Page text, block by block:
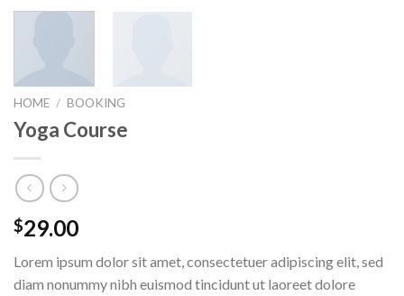
HOME / BOOKING
Yoga Course
$29.00
Lorem ipsum dolor sit amet, consectetuer adipiscing elit, sed
diam nonummy nibh euismod tincidunt ut laoreet dolore